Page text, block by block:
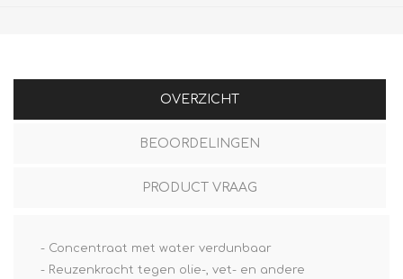
OVERZICHT
BEOORDELINGEN
PRODUCT VRAAG
- Concentraat met water verdunbaar
- Reuzenkracht tegen olie-, vet- en andere